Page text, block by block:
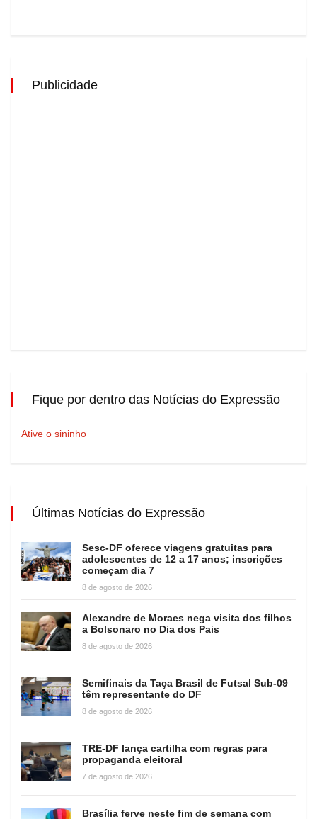
Publicidade
Fique por dentro das Notícias do Expressão
Ative o sininho
Últimas Notícias do Expressão
Sesc-DF oferece viagens gratuitas para
adolescentes de 12 a 17 anos; inscrições
começam dia 7
8 de agosto de 2026
Alexandre de Moraes nega visita dos filhos
a Bolsonaro no Dia dos Pais
8 de agosto de 2026
Semifinais da Taça Brasil de Futsal Sub-09
têm representante do DF
8 de agosto de 2026
TRE-DF lança cartilha com regras para
propaganda eleitoral
7 de agosto de 2026
Brasília ferve neste fim de semana com